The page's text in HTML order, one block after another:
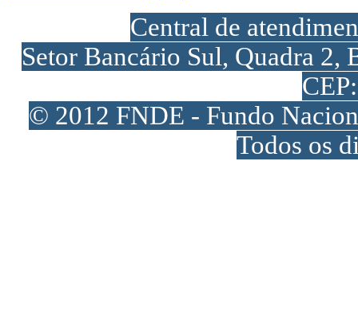
Central de
Setor Bancário Sul, Quadra
© 2012 FNDE - Fundo
Todos os